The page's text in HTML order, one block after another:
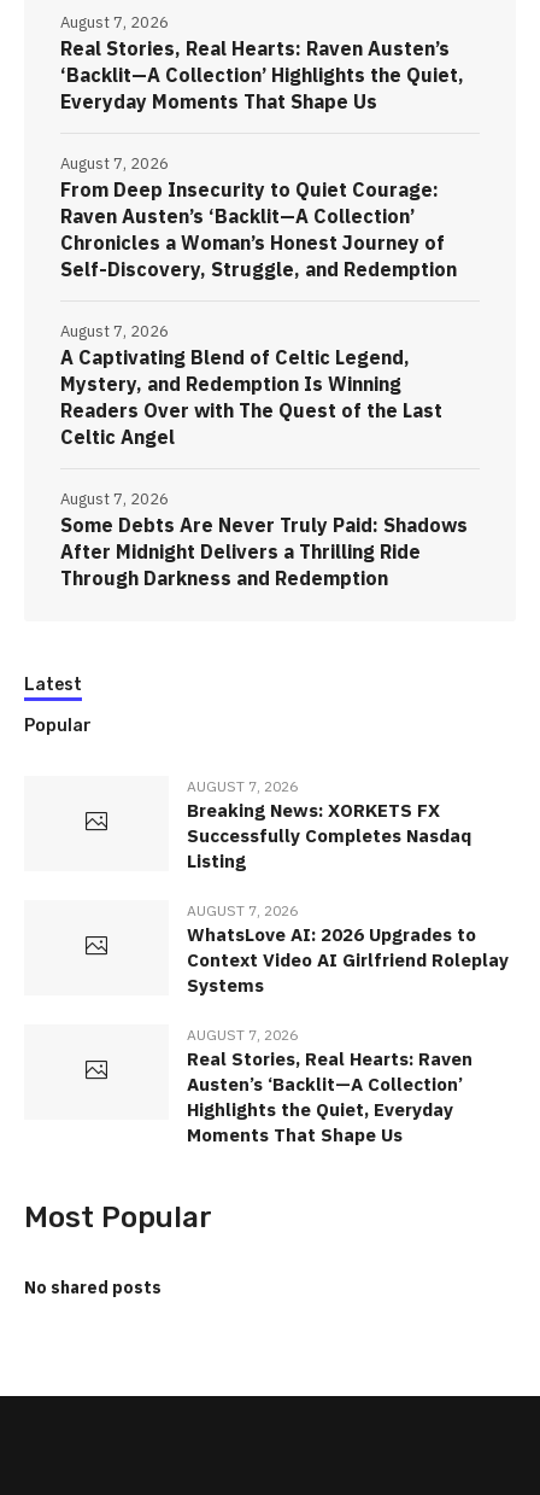
Real Stories, Real Hearts: Raven Austen’s
‘Backlit—A Collection’ Highlights the Quiet,
Everyday Moments That Shape Us
August 7, 2026
From Deep Insecurity to Quiet Courage:
Raven Austen’s ‘Backlit—A Collection’
Chronicles a Woman’s Honest Journey of
Self-Discovery, Struggle, and Redemption
August 7, 2026
A Captivating Blend of Celtic Legend,
Mystery, and Redemption Is Winning
Readers Over with The Quest of the Last
Celtic Angel
August 7, 2026
Some Debts Are Never Truly Paid: Shadows
After Midnight Delivers a Thrilling Ride
Through Darkness and Redemption
August 7, 2026
Latest
Popular
AUGUST 7, 2026
Breaking News: XORKETS FX
Successfully Completes Nasdaq
Listing
AUGUST 7, 2026
WhatsLove AI: 2026 Upgrades to
Context Video AI Girlfriend Roleplay
Systems
AUGUST 7, 2026
Real Stories, Real Hearts: Raven
Austen’s ‘Backlit—A Collection’
Highlights the Quiet, Everyday
Moments That Shape Us
Most Popular
No shared posts